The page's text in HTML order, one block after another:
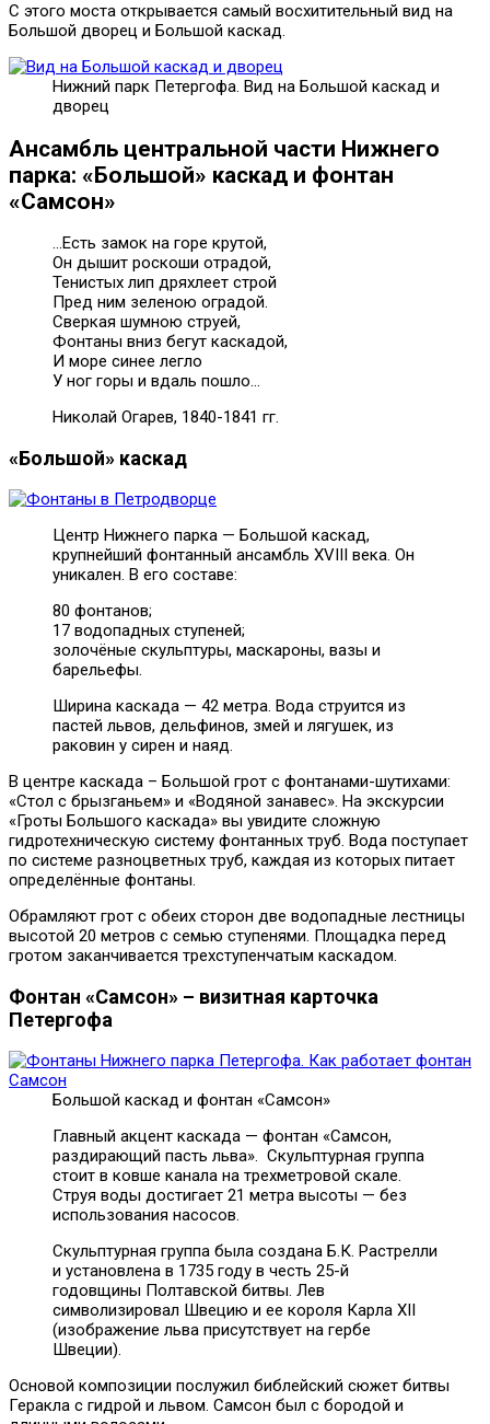
С этого моста открывается самый восхитительный вид на
Большой дворец и Большой каскад.
Нижний парк Петергофа. Вид на Большой каскад и
дворец
Ансамбль центральной части Нижнего
парка: «Большой» каскад и фонтан
«Самсон»
…Есть замок на горе крутой,
Он дышит роскоши отрадой,
Тенистых лип дряхлеет строй
Пред ним зеленою оградой.
Сверкая шумною струей,
Фонтаны вниз бегут каскадой,
И море синее легло
У ног горы и вдаль пошло…
Николай Огарев, 1840-1841 гг.
«Большой» каскад
Центр Нижнего парка — Большой каскад,
крупнейший фонтанный ансамбль XVIII века. Он
уникален. В его составе:
80 фонтанов;
17 водопадных ступеней;
золочёные скульптуры, маскароны, вазы и
барельефы.
Ширина каскада — 42 метра. Вода струится из
пастей львов, дельфинов, змей и лягушек, из
раковин у сирен и наяд.
В центре каскада – Большой грот с фонтанами-шутихами:
«Стол с брызганьем» и «Водяной занавес». На экскурсии
«Гроты Большого каскада» вы увидите сложную
гидротехническую систему фонтанных труб. Вода поступает
по системе разноцветных труб, каждая из которых питает
определённые фонтаны.
Обрамляют грот с обеих сторон две водопадные лестницы
высотой 20 метров с семью ступенями. Площадка перед
гротом заканчивается трехступенчатым каскадом.
Фонтан «Самсон» – визитная карточка
Петергофа
Большой каскад и фонтан «Самсон»
Главный акцент каскада — фонтан «Самсон,
раздирающий пасть льва». Скульптурная группа
стоит в ковше канала на трехметровой скале.
Струя воды достигает 21 метра высоты — без
использования насосов.
Скульптурная группа была создана Б.К. Растрелли
и установлена в 1735 году в честь 25-й
годовщины Полтавской битвы. Лев
символизировал Швецию и ее короля Карла XII
(изображение льва присутствует на гербе
Швеции).
Основой композиции послужил библейский сюжет битвы
Геракла с гидрой и львом. Самсон был с бородой и